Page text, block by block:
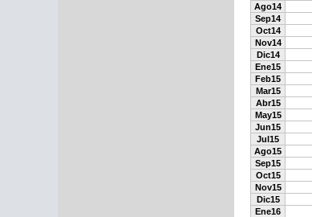
Ago14
Sep14
Oct14
Nov14
Dic14
Ene15
Feb15
Mar15
Abr15
May15
Jun15
Jul15
Ago15
Sep15
Oct15
Nov15
Dic15
Ene16